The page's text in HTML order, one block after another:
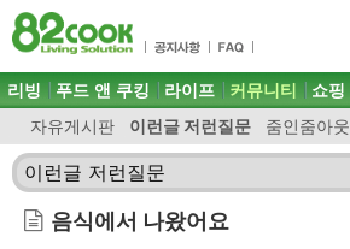
목차
주메뉴 바로가기
컨텐츠 바로가기
검색 바로가기
로그인 바로가기
주메뉴
리빙 푸드 앤 쿠킹 라이프 커뮤니티
자유게시판 이런글 저런질문 줌인줌아웃
쇼핑
이런글 저런질문
음식에서 나왔어요